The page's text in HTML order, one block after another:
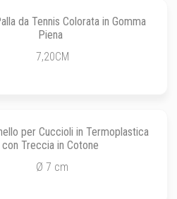
da Tennis Colorata in Gomma
Piena
7,20CM
per Cuccioli in Termoplastica
con Treccia in Cotone
Ø 7 cm